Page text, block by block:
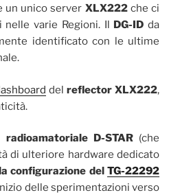
un unico server XLX222che ci
varie Regioni. Il
DG-ID da
identificato con le ultime
del reflector XLX222,
D-STAR(che
di ulteriore hardware dedicato
configurazione delTG-22292
delle sperimentazioni verso